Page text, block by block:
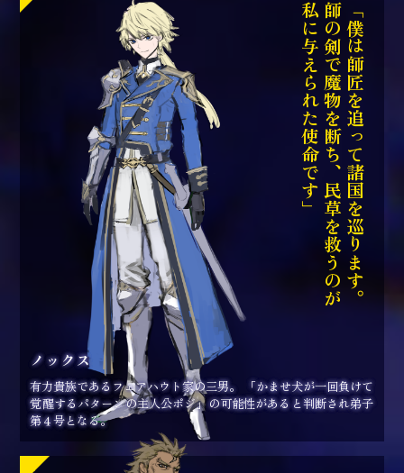
「僕は師匠を追って諸国を巡ります。
師の剣で魔物を断ち、民草を救うのが
私に与えられた使命です」
ノックス
有力貴族であるフェアハウト家の三男。 「かませ犬が一回負けて
覚醒するパターンの主人公ポジ」の可能性があると判断され弟子
第４号となる。